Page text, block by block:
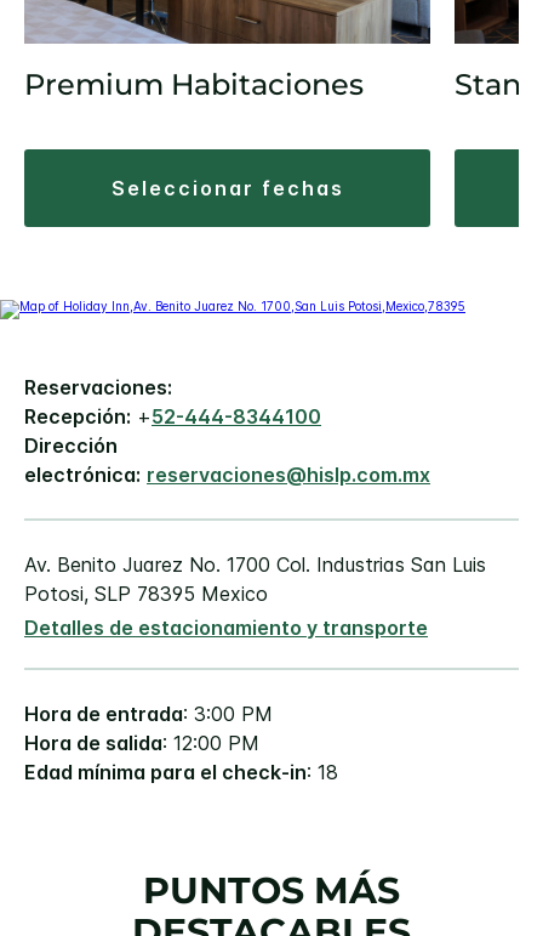
Premium Habitaciones
seleccionar fechas
Reservaciones:
Recepción: +52-444-8344100
Dirección
electrónica: reservaciones@hislp.com.mx
Av. Benito Juarez No. 1700 Col. Industrias San Luis
Potosi, SLP 78395 Mexico
Detalles de estacionamiento y transporte
Hora de entrada: 3:00 PM
Hora de salida: 12:00 PM
Edad mínima para el check-in: 18
PUNTOS MÁS